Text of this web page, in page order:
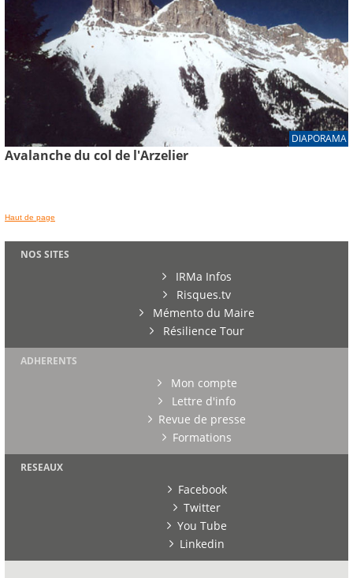
DIAPORAMA
Avalanche du col de l'Arzelier
Haut de page
NOS SITES
IRMa Infos
Risques.tv
Mémento du Maire
Résilience Tour
ADHERENTS
Mon compte
Lettre d'info
Revue de presse
Formations
RESEAUX
Facebook
Twitter
You Tube
Linkedin